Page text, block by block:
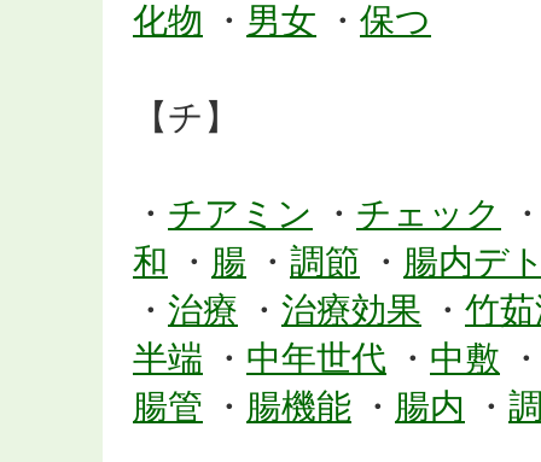
化物 ・ 男女 ・ 保つ
【チ】
・ チアミン ・ チェック
和 ・ 腸 ・ 調節 ・ 腸内デ
・ 治療 ・ 治療効果 ・ 竹
半端 ・ 中年世代 ・ 中敷
腸管 ・ 腸機能 ・ 腸内 ・